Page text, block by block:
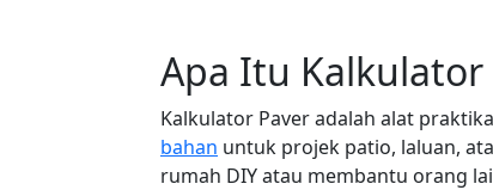
Apa Itu Kalkulator
Kalkulator Paver adalah alat
bahan untuk projek patio, laluan,
rumah DIY atau membantu orang